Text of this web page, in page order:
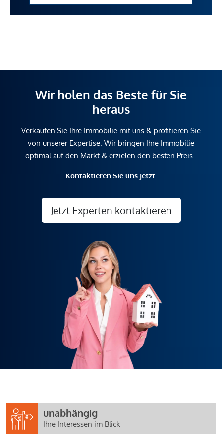
Wir holen das Beste für Sie
heraus
Verkaufen Sie Ihre Immobilie mit uns & profitieren Sie
von unserer Expertise. Wir bringen Ihre Immobilie
optimal auf den Markt & erzielen den besten Preis.
Kontaktieren Sie uns jetzt.
Jetzt Experten kontaktieren
unabhängig
Ihre Interessen im Blick